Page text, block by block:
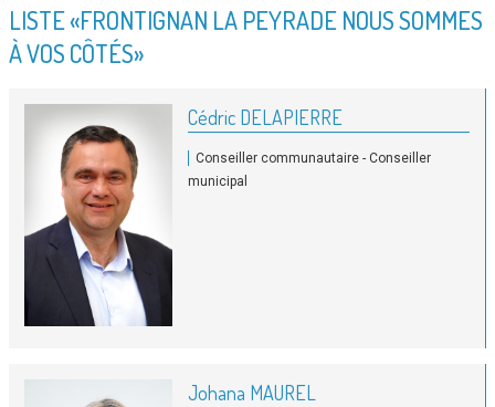
LISTE «FRONTIGNAN LA PEYRADE NOUS SOMMES
À VOS CÔTÉS»
Cédric DELAPIERRE
Conseiller communautaire - Conseiller
municipal
Johana MAUREL